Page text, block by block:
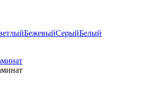
БежевыйСерыйБелый